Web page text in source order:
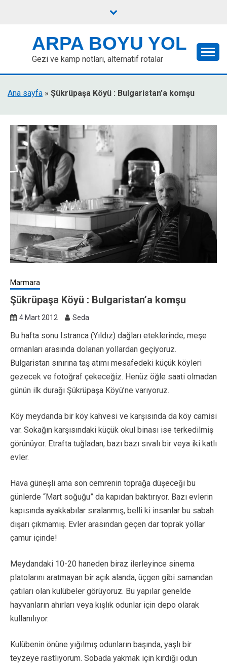
ARPA BOYU YOL
Gezi ve kamp notları, alternatif rotalar
Ana sayfa » Şükrüpaşa Köyü : Bulgaristan’a komşu
Marmara
Şükrüpaşa Köyü : Bulgaristan’a komşu
4 Mart 2012 Seda
Bu hafta sonu Istranca (Yıldız) dağları eteklerinde, meşe
ormanları arasında dolanan yollardan geçiyoruz.
Bulgaristan sınırına taş atımı mesafedeki küçük köyleri
gezecek ve fotoğraf çekeceğiz. Henüz öğle saati olmadan
günün ilk durağı Şükrüpaşa Köyü’ne varıyoruz.
Köy meydanda bir köy kahvesi ve karşısında da köy camisi
var. Sokağın karşısındaki küçük okul binası ise terkedilmiş
görünüyor. Etrafta tuğladan, bazı bazı sıvalı bir veya iki katlı
evler.
Hava güneşli ama son cemrenin toprağa düşeceği bu
günlerde “Mart soğuğu” da kapıdan baktırıyor. Bazı evlerin
kapısında ayakkabılar sıralanmış, belli ki insanlar bu sabah
dışarı çıkmamış. Evler arasından geçen dar toprak yollar
çamur içinde!
Meydandaki 10-20 haneden biraz ilerleyince sinema
platolarını aratmayan bir açık alanda, üçgen gibi samandan
çatıları olan kulübeler görüyoruz. Bu yapılar genelde
hayvanların ahırları veya kışlık odunlar için depo olarak
kullanılıyor.
Kulübenin önüne yığılmış odunların başında, yaşlı bir
teyzeye rastlıyorum. Sobada yakmak için kırdığı odun